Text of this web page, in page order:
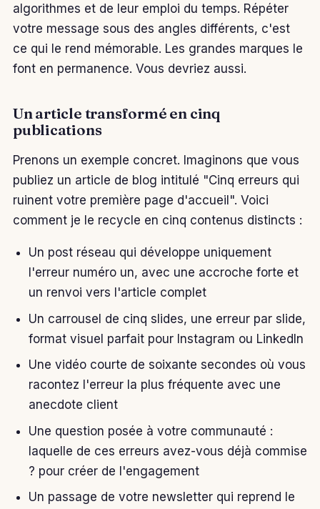
algorithmes et de leur emploi du temps. Répéter
votre message sous des angles différents, c'est
ce qui le rend mémorable. Les grandes marques le
font en permanence. Vous devriez aussi.
Un article transformé en cinq
publications
Prenons un exemple concret. Imaginons que vous
publiez un article de blog intitulé "Cinq erreurs qui
ruinent votre première page d'accueil". Voici
comment je le recycle en cinq contenus distincts :
Un post réseau qui développe uniquement
l'erreur numéro un, avec une accroche forte et
un renvoi vers l'article complet
Un carrousel de cinq slides, une erreur par slide,
format visuel parfait pour Instagram ou LinkedIn
Une vidéo courte de soixante secondes où vous
racontez l'erreur la plus fréquente avec une
anecdote client
Une question posée à votre communauté :
laquelle de ces erreurs avez-vous déjà commise
? pour créer de l'engagement
Un passage de votre newsletter qui reprend le